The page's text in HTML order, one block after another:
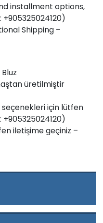
installment options,
Shipping –
üretilmiştir
için lütfen
iletişime geçiniz –